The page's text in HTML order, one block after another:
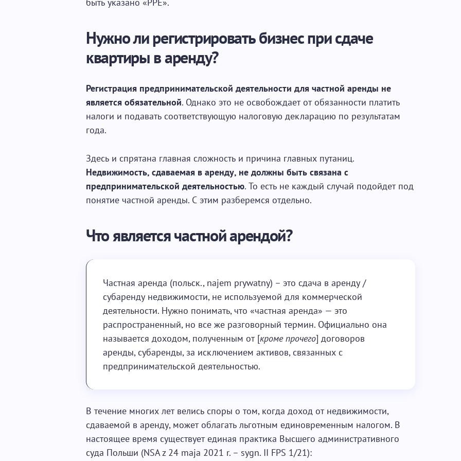
Нужно ли регистрировать бизнес при сдаче
квартиры в аренду?
Регистрация предпринимательской деятельности для частной аренды не
является обязательной. Однако это не освобождает от обязанности платить
налоги и подавать соответствующую налоговую декларацию по результатам
года.
Здесь и спрятана главная сложность и причина главных путаниц.
Недвижимость, сдаваемая в аренду, не должны быть связана с
предпринимательской деятельностью. То есть не каждый случай подойдет под
понятие частной аренды. С этим разберемся отдельно.
Что является частной арендой?
Частная аренда (польск., najem prywatny) – это сдача в аренду /
субаренду недвижимости, не используемой для коммерческой
деятельности. Нужно понимать, что «частная аренда» — это
распространенный, но все же разговорный термин. Официально она
называется доходом, полученным от [кроме прочего] договоров
аренды, субаренды, за исключением активов, связанных с
предпринимательской деятельностью.
В течение многих лет велись споры о том, когда доход от недвижимости,
сдаваемой в аренду, может облагать льготным единовременным налогом. В
настоящее время существует единая практика Высшего административного
суда Польши (NSA z 24 maja 2021 r. – sygn. II FPS 1/21):